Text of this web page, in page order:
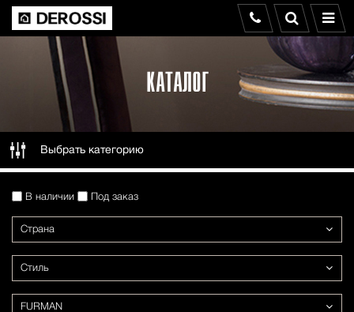
КАТАЛОГ
Выбрать категорию
В наличии Под заказ
Страна
Стиль
FURMAN